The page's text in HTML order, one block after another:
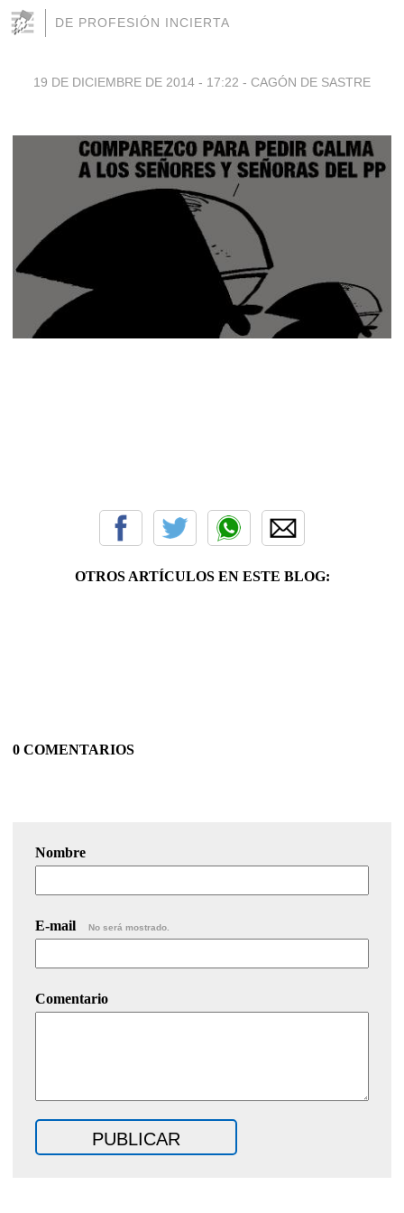
DE PROFESIÓN INCIERTA
19 DE DICIEMBRE DE 2014 - 17:22 - CAGÓN DE SASTRE
OTROS ARTÍCULOS EN ESTE BLOG:
0 COMENTARIOS
Nombre
E-mail No será mostrado.
Comentario